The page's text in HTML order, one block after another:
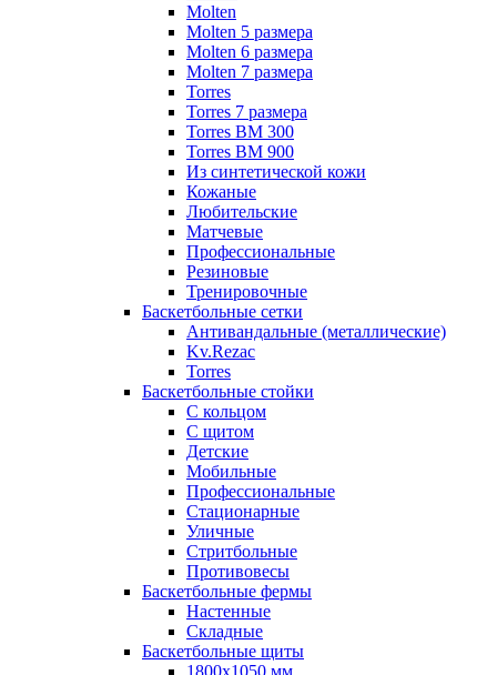
Molten
Molten 5 размера
Molten 6 размера
Molten 7 размера
Torres
Torres 7 размера
Torres BM 300
Torres BM 900
Из синтетической кожи
Кожаные
Любительские
Матчевые
Профессиональные
Резиновые
Тренировочные
Баскетбольные сетки
Антивандальные (металлические)
Kv.Rezac
Torres
Баскетбольные стойки
С кольцом
С щитом
Детские
Мобильные
Профессиональные
Стационарные
Уличные
Стритбольные
Противовесы
Баскетбольные фермы
Настенные
Складные
Баскетбольные щиты
1800х1050 мм